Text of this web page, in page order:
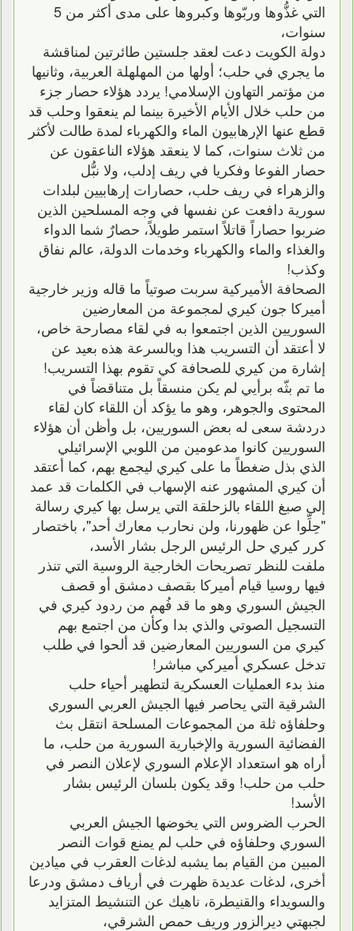
التي غذُّوها وربّوها وكبروها على مدى أكثر من 5
سنوات،
دولة الكويت دعت لعقد جلستين طائرتين لمناقشة
ما يجري في حلب؛ أولها من المهلهلة العربية، وثانيها
من مؤتمر التهاون الإسلامي! يردد هؤلاء حصار جزء
من حلب خلال الأيام الأخيرة بينما لم ينعقوا وحلب قد
قطع عنها الإرهابيون الماء والكهرباء لمدة طالت لأكثر
من ثلاث سنوات، كما لا ينعقد هؤلاء الناعقون عن
حصار الفوعا وفكريا في ريف إدلب، ولا نبُّل
والزهراء في ريف حلب، حصارات إرهابيين لبلدات
سورية دافعت عن نفسها في وجه المسلحين الذين
ضربوا حصاراً قاتلاً استمر طويلاً، حصارٌ شما الدواء
والغذاء والماء والكهرباء وخدمات الدولة، عالم نفاق
وكذب!
الصحافة الأميركية سربت صوتياً ما قاله وزير خارجية
أميركا جون كيري لمجموعة من المعارضين
السوريين الذين اجتمعوا به في لقاء مصارحة خاص،
لا أعتقد أن التسريب هذا وبالسرعة هذه بعيد عن
إشارة من كيري للصحافة كي تقوم بهذا التسريب!
ما تم بثّه برأيي لم يكن منسقاً بل متناقضاً في
المحتوى والجوهر، وهو ما يؤكد أن اللقاء كان لقاء
دردشة سعى له بعض السوريين، بل وأظن أن هؤلاء
السوريين كانوا مدعومين من اللوبي الإسرائيلي
الذي بذل ضغطاً ما على كيري ليجمع بهم، كما أعتقد
أن كيري المشهور عنه الإسهاب في الكلمات قد عمد
إلى صبغ اللقاء بالزحلقة التي يرسل بها كيري رسالة
"حِلِّوا عن ظهورنا، ولن نحارب معارك أحد"، باختصار
كرر كيري حل الرئيس الرجل بشار الأسد،
ملفت للنظر تصريحات الخارجية الروسية التي تنذر
فيها روسيا قيام أميركا بقصف دمشق أو قصف
الجيش السوري وهو ما قد فُهم من ردود كيري في
التسجيل الصوتي والذي بدا وكأن من اجتمع بهم
كيري من السوريين المعارضين قد ألحوا في طلب
تدخل عسكري أميركي مباشر!
منذ بدء العمليات العسكرية لتطهير أحياء حلب
الشرقية التي يحاصر فيها الجيش العربي السوري
وحلفاؤه ثلة من المجموعات المسلحة انتقل بث
الفضائية السورية والإخبارية السورية من حلب، ما
أراه هو استعداد الإعلام السوري لإعلان النصر في
حلب من حلب! وقد يكون بلسان الرئيس بشار
الأسد!
الحرب الضروس التي يخوضها الجيش العربي
السوري وحلفاؤه في حلب لم يمنع قوات النصر
المبين من القيام بما يشبه لدغات العقرب في ميادين
أخرى، لدغات عديدة ظهرت في أرياف دمشق ودرعا
والسويداء والقنيطرة، ناهيك عن التنشيط المتزايد
لجبهتي ديرالزور وريف حمص الشرقي،